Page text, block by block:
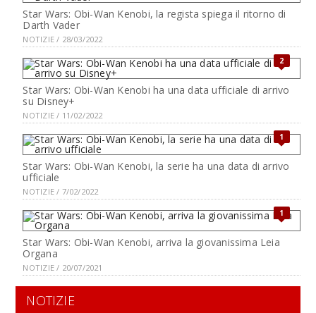
Star Wars: Obi-Wan Kenobi, la regista spiega il ritorno di
Darth Vader
NOTIZIE / 28/03/2022
2
Star Wars: Obi-Wan Kenobi ha una data ufficiale di arrivo
su Disney+
NOTIZIE / 11/02/2022
1
Star Wars: Obi-Wan Kenobi, la serie ha una data di arrivo
ufficiale
NOTIZIE / 7/02/2022
1
Star Wars: Obi-Wan Kenobi, arriva la giovanissima Leia
Organa
NOTIZIE / 20/07/2021
NOTIZIE